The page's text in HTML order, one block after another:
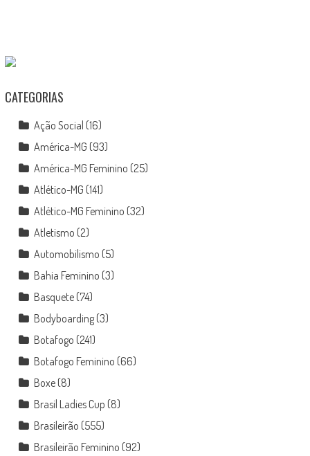
CATEGORIAS
Ação Social (16)
América-MG (93)
América-MG Feminino (25)
Atlético-MG (141)
Atlético-MG Feminino (32)
Atletismo (2)
Automobilismo (5)
Bahia Feminino (3)
Basquete(74)
Bodyboarding(3)
Botafogo (241)
Botafogo Feminino (66)
Boxe(8)
Brasil Ladies Cup (8)
Brasileirão (555)
Brasileirão Feminino (92)